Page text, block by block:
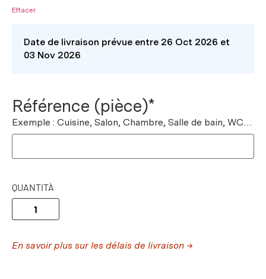
Effacer
Date de livraison prévue entre 26 Oct 2026 et
03 Nov 2026
Référence (pièce)*
Exemple : Cuisine, Salon, Chambre, Salle de bain, WC…
QUANTITÀ
En savoir plus sur les délais de livraison →